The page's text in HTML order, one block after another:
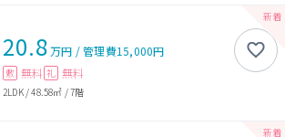
20.8万円 /管理費15,000円
敷 無料 礼 無料
2LDK/48.58㎡ /7階